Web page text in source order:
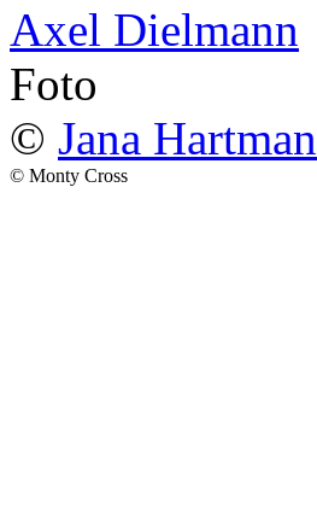
Axel Dielmann
Foto
© Jana
© Monty Cross